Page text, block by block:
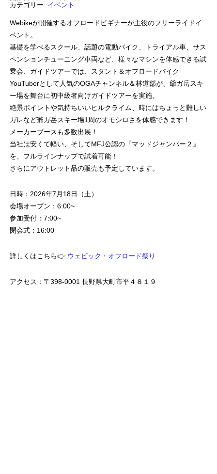
FULL-FACE
カテゴリー: イベント
Webikeが開催するオフロードビギナーが主役のフリーライドイ
ベント。
基礎を学べるスクール、話題の電動バイク、トライアル車、サス
ペンションチューニング車両など、様々なマシンを体感できる試
乗会、ガイドツアーでは、スタント＆オフロードバイク
YouTuberとして人気のOGAチャンネル＆林道部が、爺ガ岳スキ
ー場を舞台に初中級者向けガイドツアーを実施。
絶景ポイントや気持ちいいヒルクライム、時にはちょっと難しい
ガレなど爺ガ岳スキー場1周のオモシロさを体感できます！
メーカーブースも多数出展！
当社は安くて軽い、そしてMFJ公認の『マッドジャンパー２』
を、フルラインナップで試着可能！
さらにアウトレット品の販売も予定しています。
日時：2026年7月18日（土）
会場オープン：6:00~
参加受付：7:00~
閉会式：16:00
詳しくはこちら👉 ウェビック・オフロード祭り
アクセス：〒398-0001 長野県大町市平４８１９